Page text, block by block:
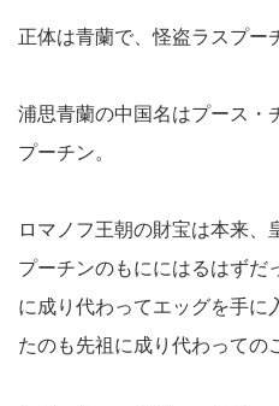
正体は青蘭で、怪盗ラスプー
浦思青蘭の中国名はプース・
プーチン。
ロマノフ王朝の財宝は本来、
プーチンのもににはるはずだ
に成り代わってエッグを手に
たのも先祖に成り代わっての